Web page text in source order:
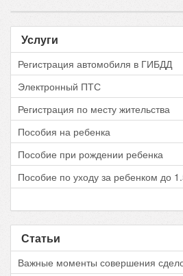
Услуги
Регистрация автомобиля в ГИБДД
Электронный ПТС
Регистрация по месту жительства
Пособия на ребенка
Пособие при рождении ребенка
Пособие по уходу за ребенком до
Статьи
Важные моменты совершения